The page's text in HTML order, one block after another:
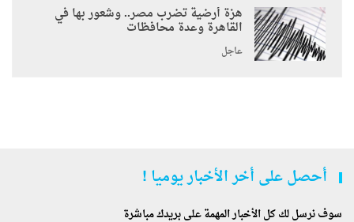
هزة أرضية تضرب مصر.. وشعور بها في
القاهرة وعدة محافظات
عاجل
أحصل على أخر الأخبار يوميا !
سوف نرسل لك كل الأخبار المهمة على بريدك مباشرة